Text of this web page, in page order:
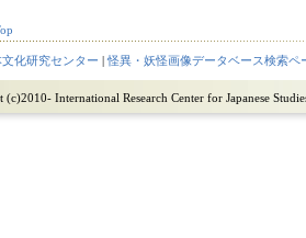
文化研究センター |怪異・妖怪画像データベース検索ペ
(c)2010- International Research Center for Japanese